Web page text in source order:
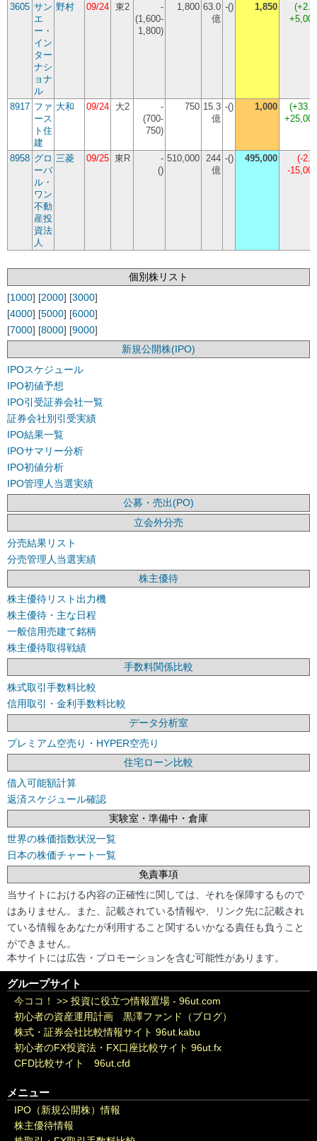
3605 サン
エ
ー・
イン
ター
ナシ
ョナ
ル
野村 09/24 東2
-
(1,600-
1,800)
1,800 63.0
億
-() 1,850 (
8917 ファ
ース
ト住
建
大和 09/24 大2
-
(700-
750)
750 15.3
億
-() 1,000 (
8958 グロ
ーバ
ル・
ワン
不動
産投
資法
人
三菱 09/25 東R
-
()
510,000 244
億
-() 495,000 (-
-
個別株リスト
[1000] [2000] [3000]
[4000] [5000] [6000]
[7000] [8000] [9000]
新規公開株(IPO)
IPOスケジュール
IPO初値予想
IPO引受証券会社一覧
証券会社別引受実績
IPO結果一覧
IPOサマリー分析
IPO初値分析
IPO管理人当選実績
公募・売出(PO)
立会外分売
分売結果リスト
分売管理人当選実績
株主優待
株主優待リスト出力機
株主優待・主な日程
一般信用売建て銘柄
株主優待取得戦績
手数料関係比較
株式取引手数料比較
信用取引・金利手数料比較
データ分析室
プレミアム空売り・HYPER空売り
住宅ローン比較
借入可能額計算
返済スケジュール確認
実験室・準備中・倉庫
世界の株価指数状況一覧
日本の株価チャート一覧
免責事項
当サイトにおける内容の正確性に関しては、それを保障するもので
はありません。また、記載されている情報や、リンク先に記載され
ている情報をあなたが利用すること関するいかなる責任も負うこと
ができません。
本サイトには広告・プロモーションを含む可能性があります。
グループサイト
今ココ！ >> 投資に役立つ情報置場 - 96ut.com
初心者の資産運用計画 黒澤ファンド（ブログ）
株式・証券会社比較情報サイト 96ut.kabu
初心者のFX投資法・FX口座比較サイト 96ut.fx
CFD比較サイト 96ut.cfd
メニュー
IPO（新規公開株）情報
株主優待情報